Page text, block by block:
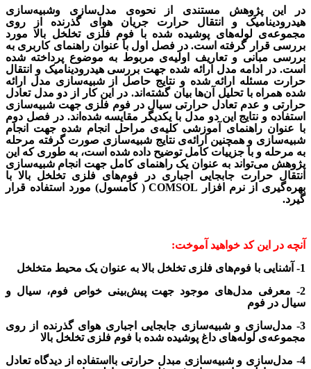
در این پژوهش مستندی از نحوه‌ی مدل‌سازی وشبیه‌سازی
هیدرودینامیک و انتقال حرارت جریان هوای گذرنده از روی
مجموعه‌ی لوله‌های پوشیده شده با فوم فلزی تخلخل بالا مورد
بررسی قرار گرفته است. در فصل اول با عنوان راهنمای کاربری به
بررسی مبانی و تعاریف اولیه‌ی مربوط به موضوع پرداخته شده
است. در ادامه مدل ارائه‌ شده جهت بررسی هیدرودینامیک و انتقال
حرارت مسئله ارائه شده و نتایج حاصل از شبیه‌سازی مدل ارائه‌
شده همراه با تحلیل آن‌ها بیان گشته‌اند. در این کار از دو مدل تعادل
حرارتی و عدم تعادل حرارتی سیال در فوم فلزی جهت شبیه‌سازی
استفاده و نتایج این دو مدل با یکدیگر مقایسه شده‌اند. در فصل دوم
با عنوان راهنمای آموزشی کلیه‌ی مراحل انجام‌ شده جهت انجام
شبیه‌سازی و همچنین ارائه‌ی نتایج شبیه‌سازی صورت گرفته مرحله‌
به‌ مرحله و با جزییات کامل توضیح داده شده است، به‌ طوری‌ که این
پژوهش می‌تواند به‌ عنوان یک راهنمای کامل جهت انجام شبیه‌سازی
انتقال حرارت جابجایی اجباری در فوم‌های فلزی تخلخل بالا با
بهره‌گیری از نرم افزار COMSOL ( کامسول) مورد استفاده قرار
گیرد.
آنچه در این کد خواهید آموخت:
1- آشنایی با فوم‌های فلزی تخلخل بالا به عنوان یک محیط متخلخل
2- معرفی مدل‌های موجود جهت پیش‌بینی خواص فوم، سیال و
سیال در فوم
3-
مدل‌سازی و شبیه‌سازی جابجایی اجباری هوای گذرنده از روی
مجموعه‌ی لوله‌های داغ پوشیده شده با فوم فلزی تخلخل بالا
4- مدل‌سازی و شبیه‌سازی
مبدل حرارتی بااستفاده ازدیدگاهتعادل